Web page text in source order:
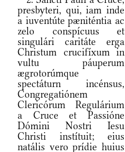
presbyteri, qui, iam inde
a iuventúte pæniténtia ac
zelo conspícuus et
singulári caritáte erga
Christum crucifíxum in
vultu páuperum
ægrotorúmque
spectáturn incénsus,
Congregatiónem
Clericórum Regulárium
a Cruce et Passióne
Dómini Nostri Iesu
Christi instítuit; eius
natális vero prídie huius